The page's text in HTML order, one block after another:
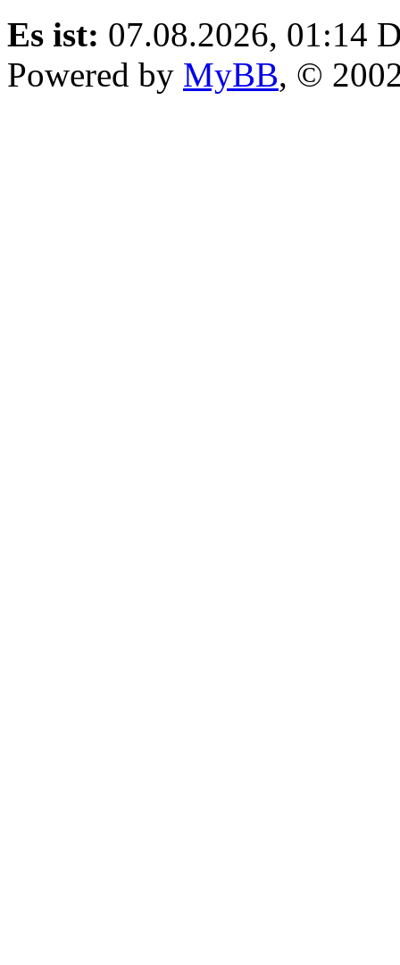
Es ist: 07.08.2026, 01:14
Powered by MyBB, ©